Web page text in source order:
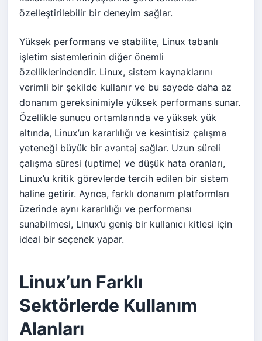
özelleştirilebilir bir deneyim sağlar.
Yüksek performans ve stabilite, Linux tabanlı
işletim sistemlerinin diğer önemli
özelliklerindendir. Linux, sistem kaynaklarını
verimli bir şekilde kullanır ve bu sayede daha az
donanım gereksinimiyle yüksek performans sunar.
Özellikle sunucu ortamlarında ve yüksek yük
altında, Linux’un kararlılığı ve kesintisiz çalışma
yeteneği büyük bir avantaj sağlar. Uzun süreli
çalışma süresi (uptime) ve düşük hata oranları,
Linux’u kritik görevlerde tercih edilen bir sistem
haline getirir. Ayrıca, farklı donanım platformları
üzerinde aynı kararlılığı ve performansı
sunabilmesi, Linux’u geniş bir kullanıcı kitlesi için
ideal bir seçenek yapar.
Linux’un Farklı
Sektörlerde Kullanım
Alanları